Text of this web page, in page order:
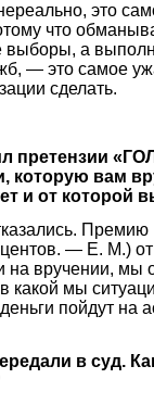
это
что
а
— это самое
сделать.
претензии
которую вам
и от которой
— Е. М.)
вручении, мы
какой мы
пойдут на
в суд.